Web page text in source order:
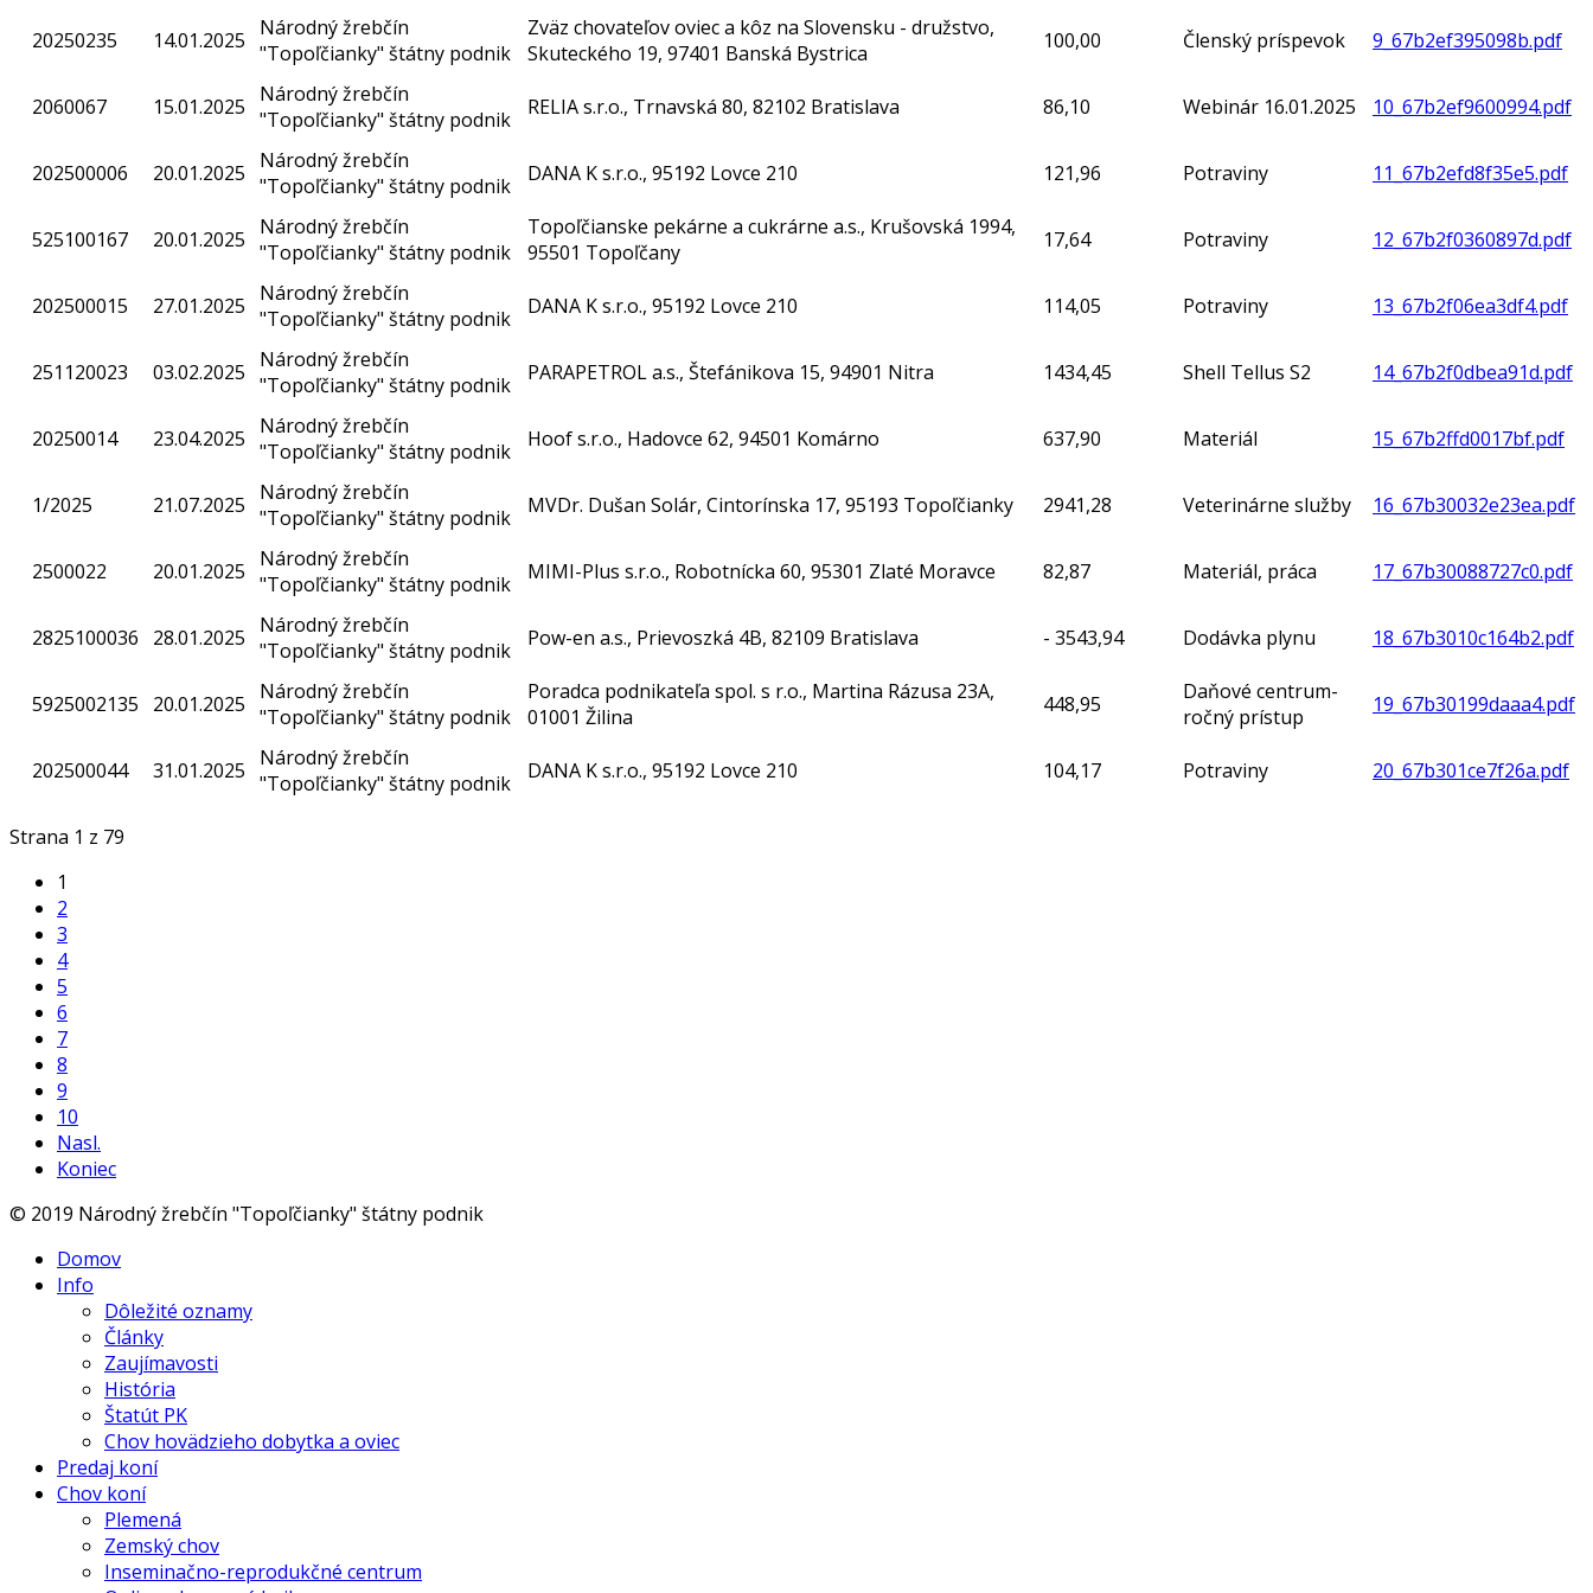
20250235 14.01.2025
Národný žrebčín
"Topoľčianky" štátny podnik
Zväz chovateľov oviec a kôz na Slovensku - družstvo,
Skuteckého 19, 97401 Banská Bystrica
100,00 Členský príspevok 9_67b2ef395098b.pdf
2060067 15.01.2025
Národný žrebčín
"Topoľčianky" štátny podnik
RELIA s.r.o., Trnavská 80, 82102 Bratislava 86,10 Webinár 16.01.2025 10_67b2ef9600994.pdf
202500006 20.01.2025
Národný žrebčín
"Topoľčianky" štátny podnik
DANA K s.r.o., 95192 Lovce 210 121,96 Potraviny 11_67b2efd8f35e5.pdf
525100167 20.01.2025
Národný žrebčín
"Topoľčianky" štátny podnik
Topoľčianske pekárne a cukrárne a.s., Krušovská 1994,
95501 Topoľčany
17,64 Potraviny 12_67b2f0360897d.pdf
202500015 27.01.2025
Národný žrebčín
"Topoľčianky" štátny podnik
DANA K s.r.o., 95192 Lovce 210 114,05 Potraviny 13_67b2f06ea3df4.pdf
251120023 03.02.2025
Národný žrebčín
"Topoľčianky" štátny podnik
PARAPETROL a.s., Štefánikova 15, 94901 Nitra 1434,45 Shell Tellus S2 14_67b2f0dbea91d.pdf
20250014 23.04.2025
Národný žrebčín
"Topoľčianky" štátny podnik
Hoof s.r.o., Hadovce 62, 94501 Komárno 637,90 Materiál 15_67b2ffd0017bf.pdf
1/2025 21.07.2025
Národný žrebčín
"Topoľčianky" štátny podnik
MVDr. Dušan Solár, Cintorínska 17, 95193 Topoľčianky 2941,28 Veterinárne služby 16_67b30032e23ea.pdf
2500022 20.01.2025
Národný žrebčín
"Topoľčianky" štátny podnik
MIMI-Plus s.r.o., Robotnícka 60, 95301 Zlaté Moravce 82,87 Materiál, práca 17_67b30088727c0.pdf
2825100036 28.01.2025
Národný žrebčín
"Topoľčianky" štátny podnik
Pow-en a.s., Prievoszká 4B, 82109 Bratislava - 3543,94 Dodávka plynu 18_67b3010c164b2.pdf
5925002135 20.01.2025
Národný žrebčín
"Topoľčianky" štátny podnik
Poradca podnikateľa spol. s r.o., Martina Rázusa 23A,
01001 Žilina
448,95
Daňové centrum-
ročný prístup
19_67b30199daaa4.pdf
202500044 31.01.2025
Národný žrebčín
"Topoľčianky" štátny podnik
DANA K s.r.o., 95192 Lovce 210 104,17 Potraviny 20_67b301ce7f26a.pdf
Strana 1 z 79
1
2
3
4
5
6
7
8
9
10
Nasl.
Koniec
© 2019 Národný žrebčín "Topoľčianky" štátny podnik
Domov
Info
Dôležité oznamy
Články
Zaujímavosti
História
Štatút PK
Chov hovädzieho dobytka a oviec
Predaj koní
Chov koní
Plemená
Zemský chov
Inseminačno-reprodukčné centrum